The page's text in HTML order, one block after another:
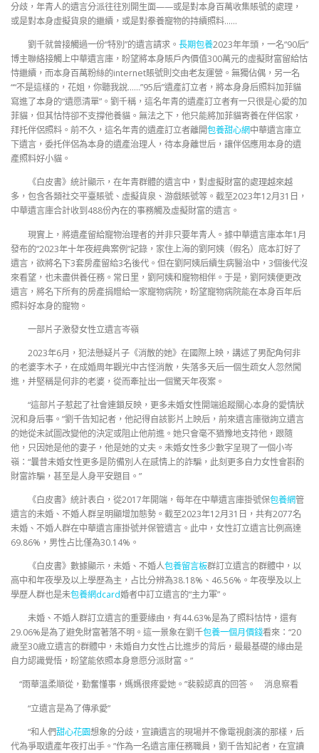
分歧，年青人的遺言分派往往別開生面——或是對本身百萬收集賬號的處理，
或是對本身虛擬貨泉的繼續，或是對豢養寵物的持續照料……
劉千就曾接觸過一份“特別”的遺言請求。 長期包養2023年年頭，一名“90后”
博主聯絡接觸上中華遺言庫，盼望將本身賬戶內價值300萬元的虛擬財富留給怙
恃繼續，而本身百萬粉絲的internet賬號則交由老友運營。無獨佔偶，另一名
““不是這樣的，花姐，你聽我說……”95后”遺產訂立者，將本身身后照料加菲貓
寫進了本身的“遺愿清單”。劉千稱，這名年青的遺產訂立者有一只很是心愛的加
菲貓，但其怙恃卻不支撐他養貓。無法之下，他只能將加菲貓寄養在伴侶家，
拜托伴侶照料。前不久，這名年青的遺產訂立者離開包養甜心網中華遺言庫立
下遺言，委托伴侶為本身的遺產治理人，待本身離世后，讓伴侶應用本身的遺
產照料好小貓。
《白皮書》統計顯示，在年青群體的遺言中，對虛擬財富的處理越來越
多，包含各類社交平臺賬號、虛擬貨泉、游戲賬號等。截至2023年12月31日，
中華遺言庫合計收到488份內在的事務觸及虛擬財富的遺言。
現實上，將遺產留給寵物治理者的并非只要年青人。據中華遺言庫本年1月
發布的“2023年十年夜經典案例”記錄，家住上海的劉阿姨（假名）底本訂好了
遺言，欲將名下3套房產留給3名後代。但在劉阿姨后續生病醫治中，3個後代沒
來看望，也未盡供養任務。常日里，劉阿姨和寵物相伴。于是，劉阿姨便更改
遺言，將名下所有的房產捐贈給一家寵物病院，盼望寵物病院能在本身百年后
照料好本身的寵物。
一部片子激發女性立遺言岑嶺
2023年6月，犯法懸疑片子《消散的她》在國際上映，講述了男配角何非
的老婆李木子，在成婚周年觀光中古怪消散，失落多天后一個生疏女人忽然闖
進，并堅稱是何非的老婆，從而牽扯出一個驚天年夜案。
“這部片子惹起了社會連鎖反映，更多未婚女性開端追蹤關心本身的愛情狀
況和身后事。”劉千告知記者，他記得自該影片上映后，前來遺言庫徵詢立遺言
的她從未試圖改變他的決定或阻止他前進。她只會毫不猶豫地支持他，跟隨
他，只因她是他的妻子，他是她的丈夫。未婚女性多少數字呈現了一個小岑
嶺：“曩昔未婚女性更多是防備別人在感情上的詐騙，此刻更多自力女性會斟酌
財富詐騙，甚至是人身平安題目。”
《白皮書》統計表白，從2017年開端，每年在中華遺言庫掛號保包養網管
遺言的未婚、不婚人群呈明顯增加態勢。截至2023年12月31日，共有2077名
未婚、不婚人群在中華遺言庫掛號并保管遺言。此中，女性訂立遺言比例高達
69.86%，男性占比僅為30.14%。
《白皮書》數據顯示，未婚、不婚人包養留言板群訂立遺言的群體中，以
高中和年夜學及以上學歷為主，占比分辨為38.18%、46.56%。年夜學及以上
學歷人群也是未包養網dcard婚者中訂立遺言的“主力軍”。
未婚、不婚人群訂立遺言的重要緣由，有44.63%是為了照料怙恃，還有
29.06%是為了避免財富著落不明。這一景象在劉千包養一個月價錢看來：“20
歲至30歲立遺言的群體中，未婚自力女性占比進步的背后，最最基礎的緣由是
自力認識覺悟，盼望能依照本身意愿分派財富。”
“雨華溫柔順從，勤奮懂事，媽媽很疼愛她。”裴毅認真的回答。 消息察看
“立遺言是為了傳承愛”
“和人們甜心花園想象的分歧，宣讀遺言的現場并不像電視劇演的那樣，后
代為爭取遺產年夜打出手。”作為一名遺言庫任務職員，劉千告知記者，在宣讀